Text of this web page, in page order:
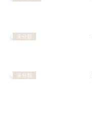
未分類
未分類